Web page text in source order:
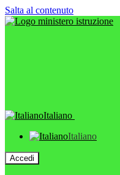
Salta al contenuto
Italiano
Italiano
Accedi